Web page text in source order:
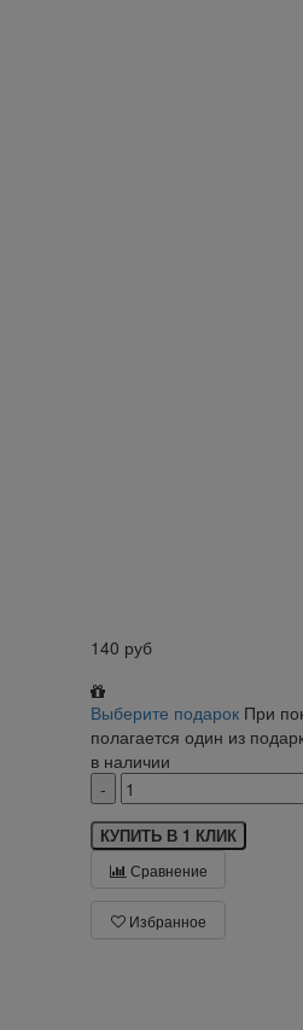
140 руб
Выберите подарок При
полагается один из
в наличии
КУПИТЬ В 1 КЛИК
Сравнение
Избранное